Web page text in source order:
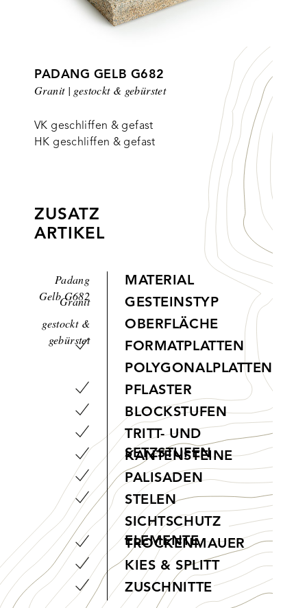
PADANG GELB G682
Granit | gestockt & gebürstet
VK geschliffen & gefast
HK geschliffen & gefast
ZUSATZ
ARTIKEL
Padang
Gelb G682
Granit
gestockt &
gebürstet
MATERIAL
GESTEINSTYP
OBERFLÄCHE
FORMATPLATTEN
POLYGONALPLATTEN
PFLASTER
BLOCKSTUFEN
TRITT- UND
SETZSTUFEN
KANTENSTEINE
PALISADEN
STELEN
SICHTSCHUTZ
ELEMENTE
TROCKENMAUER
KIES & SPLITT
ZUSCHNITTE